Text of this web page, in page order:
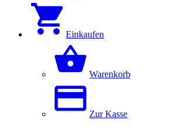
Einkaufen
Warenkorb
Zur Kasse